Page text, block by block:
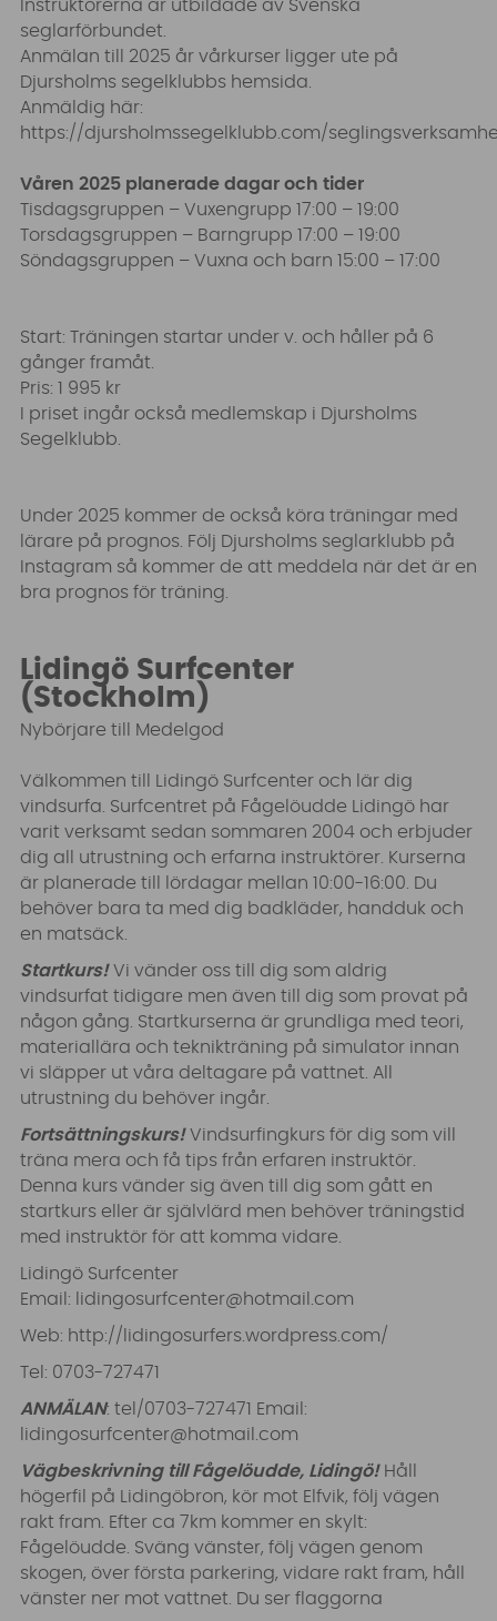
Instruktörerna är utbildade av Svenska
seglarförbundet.
Anmälan till 2025 år vårkurser ligger ute på
Djursholms segelklubbs hemsida.
Anmäldig här:
https://djursholmssegelklubb.com/
Våren 2025 planerade dagar och tider
Tisdagsgruppen – Vuxengrupp 17:00 – 19:00
Torsdagsgruppen – Barngrupp 17:00 – 19:00
Söndagsgruppen – Vuxna och barn 15:00 – 17:00
Start: Träningen startar under v. och håller på 6
gånger framåt.
Pris: 1 995 kr
I priset ingår också medlemskap i Djursholms
Segelklubb.
Under 2025 kommer de också köra träningar med
lärare på prognos. Följ Djursholms seglarklubb på
Instagram så kommer de att meddela när det är en
bra prognos för träning.
Lidingö Surfcenter
(Stockholm)
Nybörjare till Medelgod
Välkommen till Lidingö Surfcenter och lär dig
vindsurfa. Surfcentret på Fågelöudde Lidingö har
varit verksamt sedan sommaren 2004 och erbjuder
dig all utrustning och erfarna instruktörer. Kurserna
är planerade till lördagar mellan 10:00-16:00. Du
behöver bara ta med dig badkläder, handduk och
en matsäck.
Startkurs! Vi vänder oss till dig som aldrig
vindsurfat tidigare men även till dig som provat på
någon gång. Startkurserna är grundliga med teori,
materiallära och teknikträning på simulator innan
vi släpper ut våra deltagare på vattnet. All
utrustning du behöver ingår.
Fortsättningskurs! Vindsurfingkurs för dig som vill
träna mera och få tips från erfaren instruktör.
Denna kurs vänder sig även till dig som gått en
startkurs eller är självlärd men behöver träningstid
med instruktör för att komma vidare.
Lidingö Surfcenter
Email:
lidingosurfcenter@hotmail.com
Web: http://lidingosurfers.wordpress.com/
Tel: 0703-727471
ANMÄLAN: tel/0703-727471 Email:
lidingosurfcenter@hotmail.com
Vägbeskrivning till Fågelöudde, Lidingö! Håll
högerfil på Lidingöbron, kör mot Elfvik, följ vägen
rakt fram. Efter ca 7km kommer en skylt:
Fågelöudde. Sväng vänster, följ vägen genom
skogen, över första parkering, vidare rakt fram, håll
vänster ner mot vattnet. Du ser flaggorna